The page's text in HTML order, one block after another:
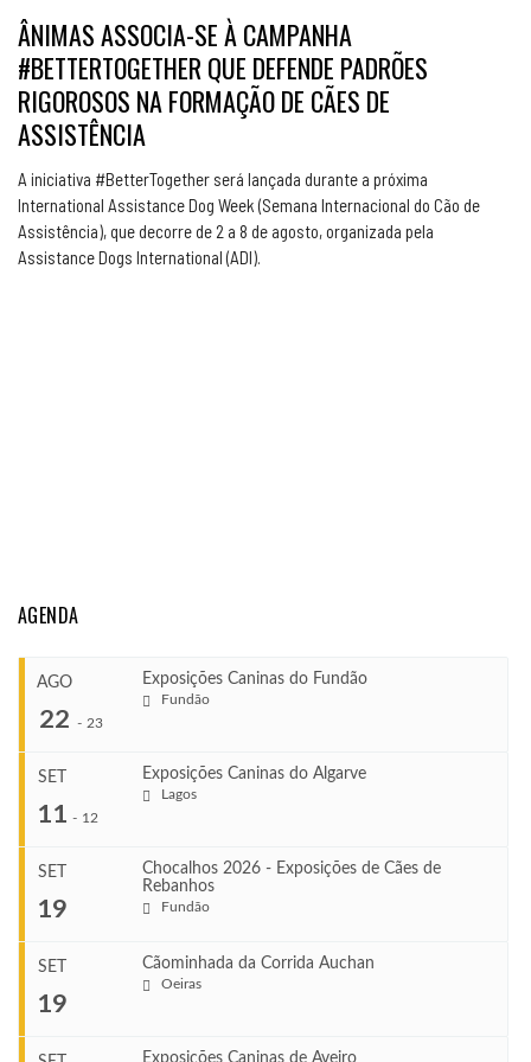
ÂNIMAS ASSOCIA-SE À CAMPANHA
#BETTERTOGETHER QUE DEFENDE PADRÕES
RIGOROSOS NA FORMAÇÃO DE CÃES DE
ASSISTÊNCIA
A iniciativa #BetterTogether será lançada durante a próxima
International Assistance Dog Week (Semana Internacional do Cão de
Assistência), que decorre de 2 a 8 de agosto, organizada pela
Assistance Dogs International (ADI).
AGENDA
AGO
22 - 23
Exposições Caninas do Fundão
Fundão
Ago 22, 2026
Ago 23, 2026
VENUE
SET
11 - 12
Exposições Caninas do Algarve
Lagos
Set 11, 2026
Set 12, 2026
SET
19
Chocalhos 2026 - Exposições de Cães de
Rebanhos
Fundão
SET
19
Cãominhada da Corrida Auchan
Oeiras
Exposições Caninas de Aveiro